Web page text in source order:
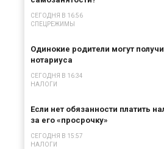
СЕГОДНЯ В 16:56
СПЕЦРЕЖИМЫ
Одинокие родители могут
нотариуса
СЕГОДНЯ В 16:34
НАЛОГИ
Если нет обязанности платить
за его «просрочку»
СЕГОДНЯ В 15:57
НАЛОГИ